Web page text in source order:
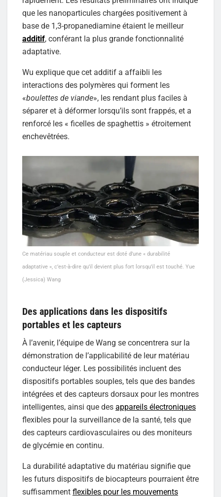
que les nanoparticules chargées positivement à
base de 1,3-propanediamine étaient le meilleur
additif, conférant la plus grande fonctionnalité
adaptative.
Wu explique que cet additif a affaibli les
interactions des polymères qui forment les
«boulettes de viande», les rendant plus faciles à
séparer et à déformer lorsqu’ils sont frappés, et a
renforcé les « ficelles de spaghettis » étroitement
enchevêtrées.
Ce matériau souple et conducteur est doté d’une « durabilité
adaptative », c’est-à-dire qu’il devient plus fort lorsqu’il est touché. Yue
(Jessica) Wang
Des applications dans les dispositifs
portables et les capteurs
À l’avenir, l’équipe de Wang se concentrera sur la
démonstration de l’applicabilité de leur matériau
conducteur léger. Les possibilités incluent des
dispositifs portables souples, tels que des bandes
intégrées et des capteurs dorsaux pour les montres
intelligentes, ainsi que des appareils électroniques
flexibles pour la surveillance de la santé, tels que
des capteurs cardiovasculaires ou des moniteurs
de glycémie en continu.
La durabilité adaptative du matériau signifie que
les futurs dispositifs de biocapteurs pourraient être
suffisamment flexibles pour les mouvements